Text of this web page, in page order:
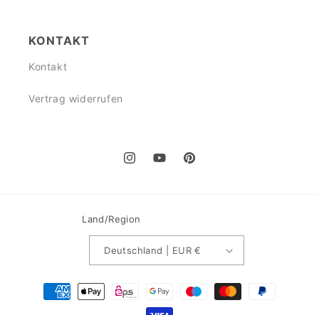
KONTAKT
Kontakt
Vertrag widerrufen
InstagramYouTubePinterest
Land/Region
Deutschland | EUR €
Zahlungsmethoden